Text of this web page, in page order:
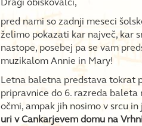
pred nami so zadnji meseci
želimo pokazati kar največ, kar
nastope, posebej pa se vam
muzikalom Annie in Mary!
Letna baletna predstava tokrat
pripravnice do 6. razreda
očmi, ampak jih nosimo v srcu
uri v Cankarjevem domu na